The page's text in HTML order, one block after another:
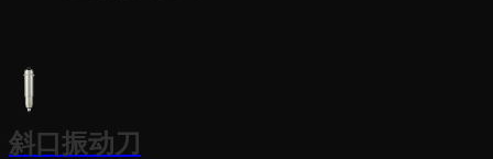
斜口振动刀